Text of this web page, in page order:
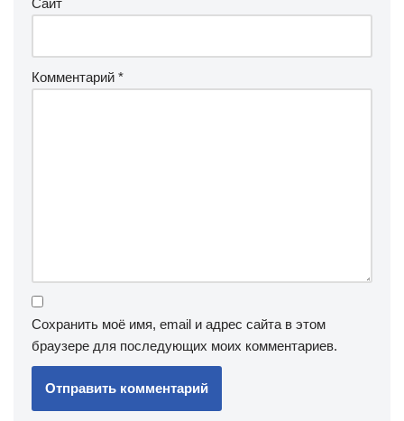
Сайт
Комментарий *
Сохранить моё имя, email и адрес сайта в этом
браузере для последующих моих комментариев.